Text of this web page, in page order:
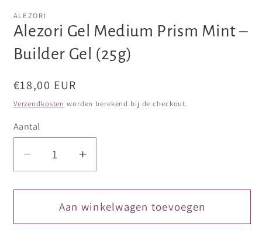
openen
in
modaal
ALEZORI
Alezori Gel Medium Prism Mint –
Builder Gel (25g)
Normale
prijs
€18,00 EUR
Verzendkosten worden berekend bij de checkout.
Aantal
Aantal
verlagen
voor
Alezori
Gel
Aantal
verhogen
voor
Alezori
Gel
Aan winkelwagen toevoegen